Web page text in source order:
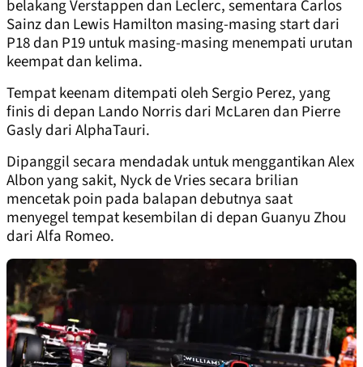
belakang Verstappen dan Leclerc, sementara Carlos
Sainz dan Lewis Hamilton masing-masing start dari
P18 dan P19 untuk masing-masing menempati urutan
keempat dan kelima.
Tempat keenam ditempati oleh Sergio Perez, yang
finis di depan Lando Norris dari McLaren dan Pierre
Gasly dari AlphaTauri.
Dipanggil secara mendadak untuk menggantikan Alex
Albon yang sakit, Nyck de Vries secara brilian
mencetak poin pada balapan debutnya saat
menyegel tempat kesembilan di depan Guanyu Zhou
dari Alfa Romeo.